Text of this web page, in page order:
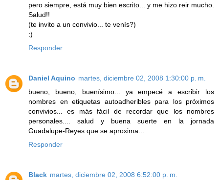
pero siempre, está muy bien escrito... y me hizo reir mucho.
Salud!!
(te invito a un convivio... te venís?)
:)
Responder
Daniel Aquino martes, diciembre 02, 2008 1:30:00 p. m.
bueno, bueno, buenísimo... ya empecé a escribir los
nombres en etiquetas autoadheribles para los próximos
convivios... es más fácil de recordar que los nombres
personales.... salud y buena suerte en la jornada
Guadalupe-Reyes que se aproxima...
Responder
Black martes, diciembre 02, 2008 6:52:00 p. m.